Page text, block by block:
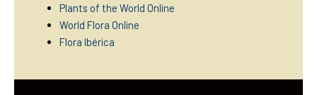
Plants of the World Online
World Flora Online
Flora Ibérica